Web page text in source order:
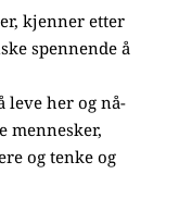
kjenner etter
spennende å
leve her og nå-
mennesker,
og tenke og